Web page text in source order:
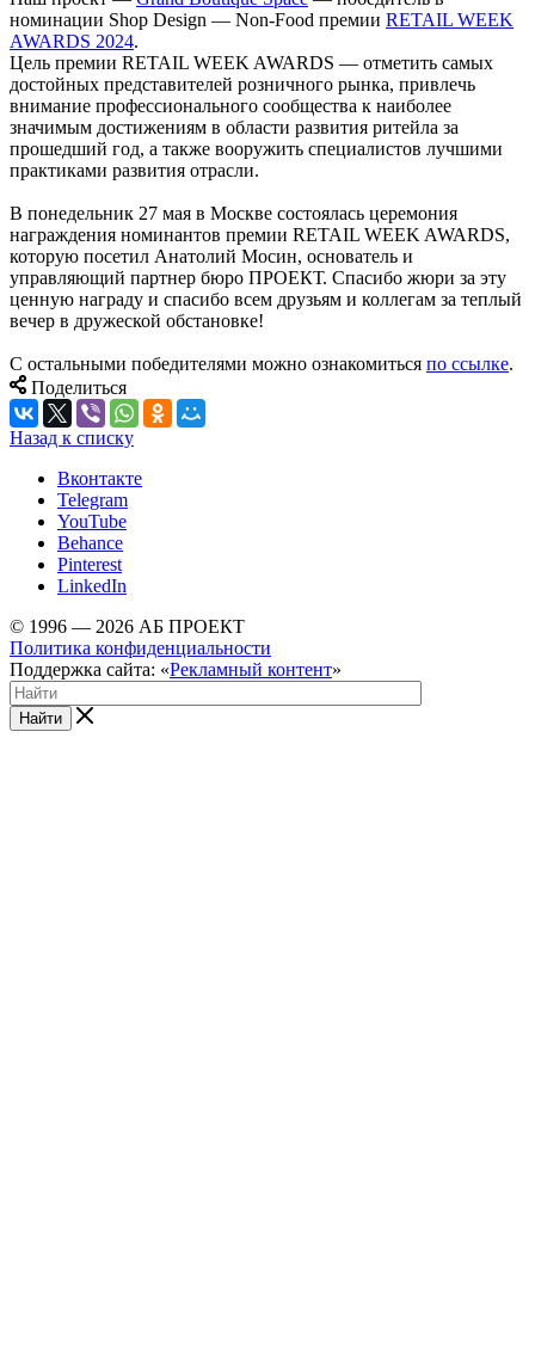
номинации Shop Design — Non-Food премии RETAIL WEEK
AWARDS 2024.
Цель премии RETAIL WEEK AWARDS — отметить самых
достойных представителей розничного рынка, привлечь
внимание профессионального сообщества к наиболее
значимым достижениям в области развития ритейла за
прошедший год, а также вооружить специалистов лучшими
практиками развития отрасли.
В понедельник 27 мая в Москве состоялась церемония
награждения номинантов премии RETAIL WEEK AWARDS,
которую посетил Анатолий Мосин, основатель и
управляющий партнер бюро ПРОЕКТ. Спасибо жюри за эту
ценную награду и спасибо всем друзьям и коллегам за теплый
вечер в дружеской обстановке!
С остальными победителями можно ознакомиться по ссылке.
Поделиться
Назад к списку
Вконтакте
Telegram
YouTube
Behance
Pinterest
LinkedIn
© 1996 — 2026 АБ ПРОЕКТ
Политика конфиденциальности
Поддержка сайта: «Рекламный контент»
Найти